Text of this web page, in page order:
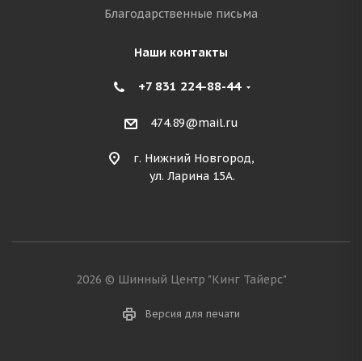
Благодарственные письма
Наши контакты
+7 831 224-88-44
474.89@mail.ru
г. Нижний Новгород,
ул. Ларина 15А.
2026 © Шинный Центр "Кинг Тайерс"
Версия для печати